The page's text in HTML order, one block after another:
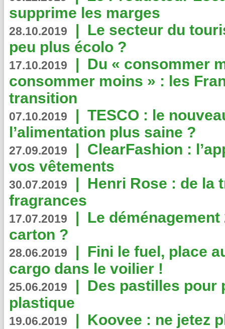
supprime les marges
28.10.2019 | Le secteur du
peu plus écolo ?
17.10.2019 | Du « consommer
consommer moins » : les
transition
07.10.2019 | TESCO : le
l’alimentation plus saine ?
27.09.2019 | ClearFashion :
vos vêtements
30.07.2019 | Henri Rose : de la
fragrances
17.07.2019 | Le
carton ?
28.06.2019 | Fini le fuel, place
cargo dans le voilier !
25.06.2019 | Des pastilles pour
plastique
19.06.2019 | Koovee : ne jetez